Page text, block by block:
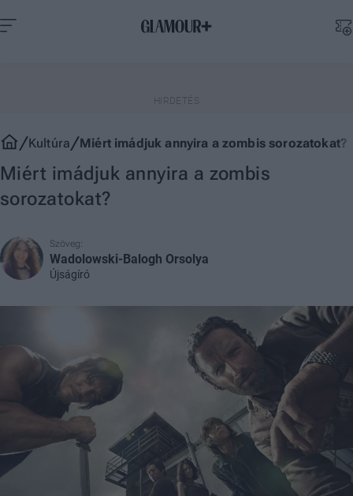
Kultúra Miért imádjuk annyira a zombis sorozatokat?
Miért imádjuk annyira a zombis
sorozatokat?
Szöveg:
Wadolowski-Balogh Orsolya
Újságíró